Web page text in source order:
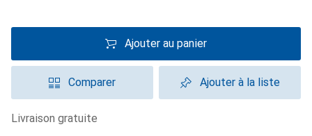
Ajouter au panier
Comparer Ajouter à la liste
livraison gratuite